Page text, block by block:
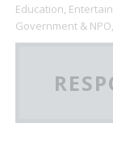
Education,
Government & NPO,